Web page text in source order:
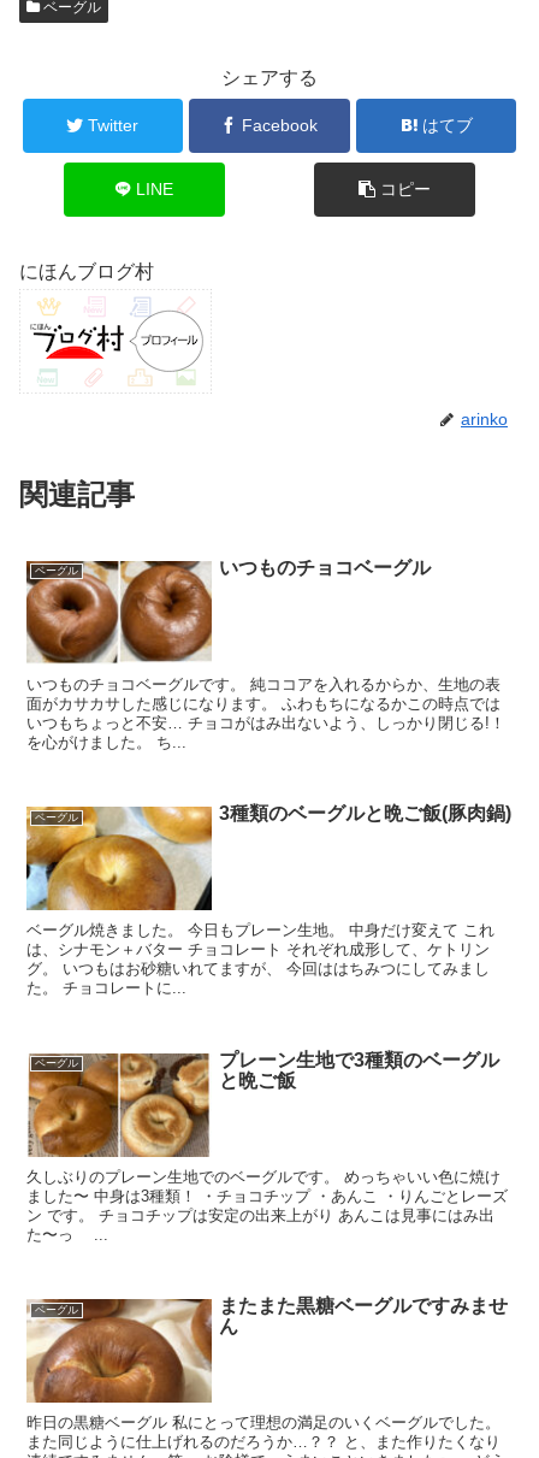
ベーグル
シェアする
Twitter Facebook はてブ
LINE コピー
にほんブログ村
arinko
関連記事
ベーグル いつものチョコベーグル
いつものチョコベーグルです。 純ココアを入れるからか、生地の表
面がカサカサした感じになります。 ふわもちになるかこの時点では
いつもちょっと不安… チョコがはみ出ないよう、しっかり閉じる!！
を心がけました。 ち...
ベーグル 3種類のベーグルと晩ご飯(豚肉鍋)
ベーグル焼きました。 今日もプレーン生地。 中身だけ変えて これ
は、シナモン＋バター チョコレート それぞれ成形して、ケトリン
グ。 いつもはお砂糖いれてますが、 今回ははちみつにしてみまし
た。 チョコレートに...
ベーグル
プレーン生地で3種類のベーグル
と晩ご飯
久しぶりのプレーン生地でのベーグルです。 めっちゃいい色に焼け
ました〜 中身は3種類！ ・チョコチップ ・あんこ ・りんごとレーズ
ン です。 チョコチップは安定の出来上がり あんこは見事にはみ出
た〜っ ...
ベーグル
またまた黒糖ベーグルですみませ
ん
昨日の黒糖ベーグル 私にとって理想の満足のいくベーグルでした。
また同じように仕上げれるのだろうか…？？ と、また作りたくなり